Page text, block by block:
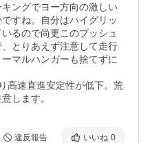
ングでヨー方向の激しい
すね。自分はハイグリッ
るので尚更このブッシュ
とりあえず注意して走行
マルハンガーも捨てずに
高速直進安定性が低下。荒
違反報告 いいね 0